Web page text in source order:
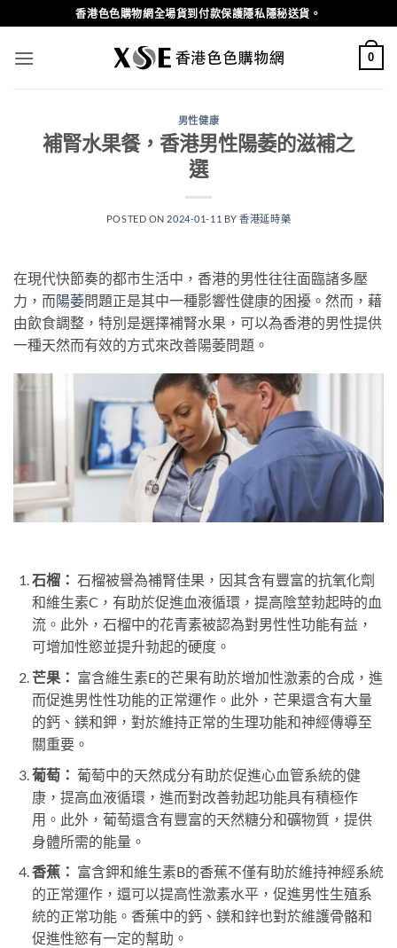
to
content
香港色色購物網全場貨到付款保護隱私隱秘送貨。
0
男性健康
補腎水果餐，香港男性陽萎的滋補之
選
POSTED ON 2024-01-11 BY香港延時藥
在現代快節奏的都市生活中，香港的男性往往面臨諸多壓
力，而陽萎問題正是其中一種影響性健康的困擾。然而，藉
由飲食調整，特別是選擇補腎水果，可以為香港的男性提供
一種天然而有效的方式來改善陽萎問題。
石榴： 石榴被譽為補腎佳果，因其含有豐富的抗氧化劑
和維生素C，有助於促進血液循環，提高陰莖勃起時的血
流。此外，石榴中的花青素被認為對男性性功能有益，
可增加性慾並提升勃起的硬度。
芒果： 富含維生素E的芒果有助於增加性激素的合成，進
而促進男性性功能的正常運作。此外，芒果還含有大量
的鈣、鎂和鉀，對於維持正常的生理功能和神經傳導至
關重要。
葡萄： 葡萄中的天然成分有助於促進心血管系統的健
康，提高血液循環，進而對改善勃起功能具有積極作
用。此外，葡萄還含有豐富的天然糖分和礦物質，提供
身體所需的能量。
香蕉： 富含鉀和維生素B的香蕉不僅有助於維持神經系統
的正常運作，還可以提高性激素水平，促進男性生殖系
統的正常功能。香蕉中的鈣、鎂和鋅也對於維護骨骼和
促進性慾有一定的幫助。